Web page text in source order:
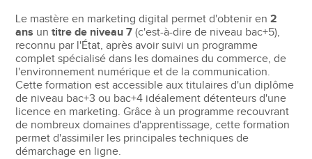
Le mastère en marketing digital permet d'obtenir en2
ans untitre de niveau 7(c'est-à-dire de niveau bac+5),
reconnu par l'État, après avoir suivi un programme
complet spécialisé dans les domaines du commerce, de
l'environnement numérique et de la communication.
Cette formation est accessible aux titulaires d'un diplôme
de niveau bac+3 ou bac+4 idéalement détenteurs d'une
licence en marketing. Grâce à un programme recouvrant
de nombreux domaines d'apprentissage, cette formation
permet d'assimiler les principales techniques de
démarchage en ligne.